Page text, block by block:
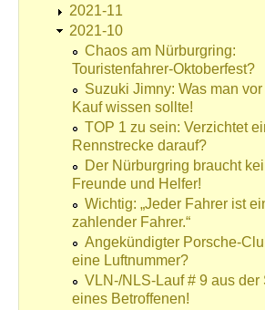
2021-11
2021-10
Chaos am Nürburgring:
Touristenfahrer-Oktoberfest?
Suzuki Jimny: Was man
Kauf wissen sollte!
TOP 1 zu sein: Verzichtet
Rennstrecke darauf?
Der Nürburgring braucht
Freunde und Helfer!
Wichtig: „Jeder Fahrer ist
zahlender Fahrer.“
Angekündigter Porsche-
eine Luftnummer?
VLN-/NLS-Lauf # 9 aus der
eines Betroffenen!